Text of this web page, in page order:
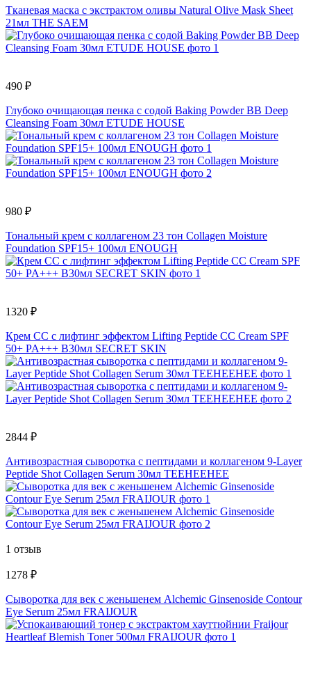
Тканевая маска с экстрактом оливы Natural Olive Mask Sheet
21мл THE SAEM
490 ₽
Глубоко очищающая пенка с содой Baking Powder BB Deep
Cleansing Foam 30мл ETUDE HOUSE
980 ₽
Тональный крем с коллагеном 23 тон Collagen Moisture
Foundation SPF15+ 100мл ENOUGH
1320 ₽
Крем СС с лифтинг эффектом Lifting Peptide CC Cream SPF
50+ PA+++ B30мл SECRET SKIN
2844 ₽
Антивозрастная сыворотка с пептидами и коллагеном 9-Layer
Peptide Shot Collagen Serum 30мл TEEHEEHEE
1 отзыв
1278 ₽
Сыворотка для век с женьшенем Alchemic Ginsenoside Contour
Eye Serum 25мл FRAIJOUR